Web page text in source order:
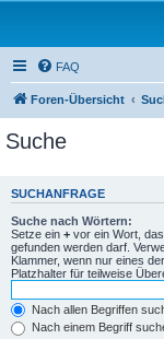
FAQ
Foren-Übersicht
Suche
SUCHANFRAGE
Suche nach Wörtern:
Setze ein + vor ein Wort,
gefunden werden darf.
Klammer, wenn nur eines
Platzhalter für teilweise
Nach allen Begriffen
Nach einem Begriff